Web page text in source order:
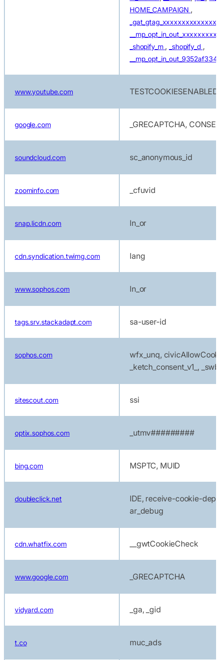
HOME_CAMPAIGN ,
_shopify_m , _shopify_d ,
www.youtube.com TESTCOOKIESENABLED
google.com _GRECAPTCHA,
soundcloud.com sc_anonymous_id
zoominfo.com _cfuvid
snap.licdn.com ln_or
cdn.syndication.twimg.com lang
www.sophos.com ln_or
tags.srv.stackadapt.com sa-user-id
sophos.com
wfx_unq,
_ketch_consent_v1_, _swb
sitescout.com ssi
optix.sophos.com _utmv#########
bing.com MSPTC, MUID
doubleclick.net
IDE, receive-cookie-
ar_debug
cdn.whatfix.com __gwtCookieCheck
www.google.com _GRECAPTCHA
vidyard.com _ga, _gid
t.co muc_ads